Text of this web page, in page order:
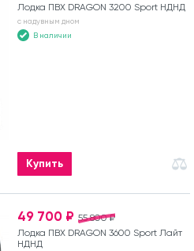
Лодка ПВХ DRAGON 3200 Sport НДНД
с надувным дном
В наличии
Купить
55 800 ₽
49 700 ₽
Лодка ПВХ DRAGON 3600 Sport Лайт
НДНД